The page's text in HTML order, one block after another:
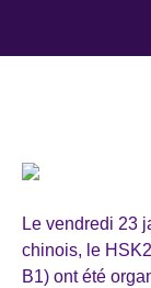
Le vendredi 23
chinois, le
B1) ont été